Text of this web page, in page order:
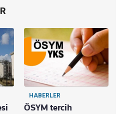
HABERLER
ÖSYM tercih